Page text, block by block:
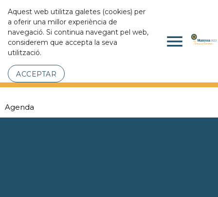
Aquest web utilitza galetes (cookies) per
a oferir una millor experiència de
navegació. Si continua navegant pel web,
considerem que accepta la seva
utilització.
ACCEPTAR
menu
Agenda